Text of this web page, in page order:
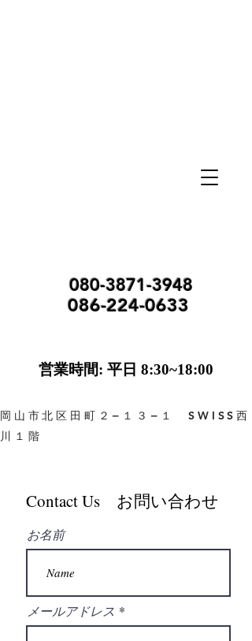
080-3871-3948
086-224-0633
営業時間: 平日 8:30~18:00
岡山市北区田町２−１３−１ SWISS西
川１階
Contact Us お問い合わせ
お名前
メールアドレス